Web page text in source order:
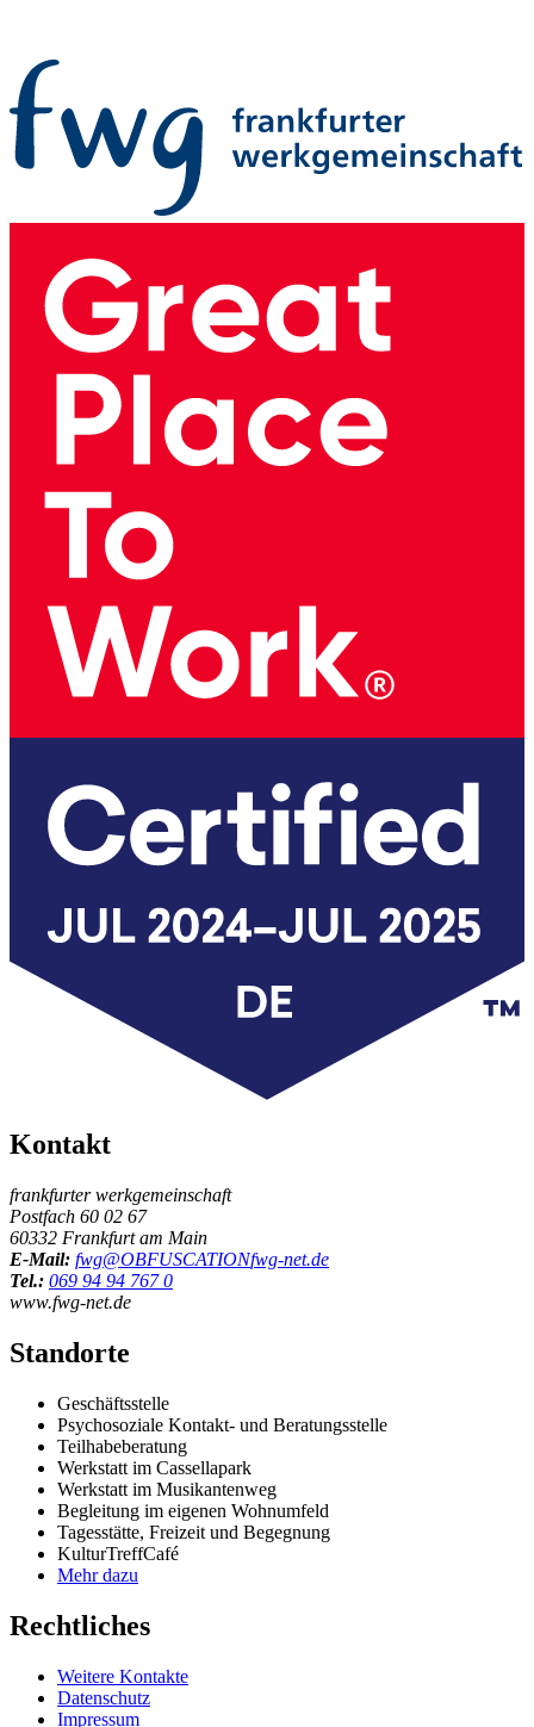
Kontakt
frankfurter werkgemeinschaft
Postfach 60 02 67
60332 Frankfurt am Main
E-Mail: fwg@OBFUSCATIONfwg-net.de
Tel.: 069 94 94 767 0
www.fwg-net.de
Standorte
Geschäftsstelle
Psychosoziale Kontakt- und Beratungsstelle
Teilhabeberatung
Werkstatt im Cassellapark
Werkstatt im Musikantenweg
Begleitung im eigenen Wohnumfeld
Tagesstätte, Freizeit und Begegnung
KulturTreffCafé
Mehr dazu
Rechtliches
Weitere Kontakte
Datenschutz
Impressum